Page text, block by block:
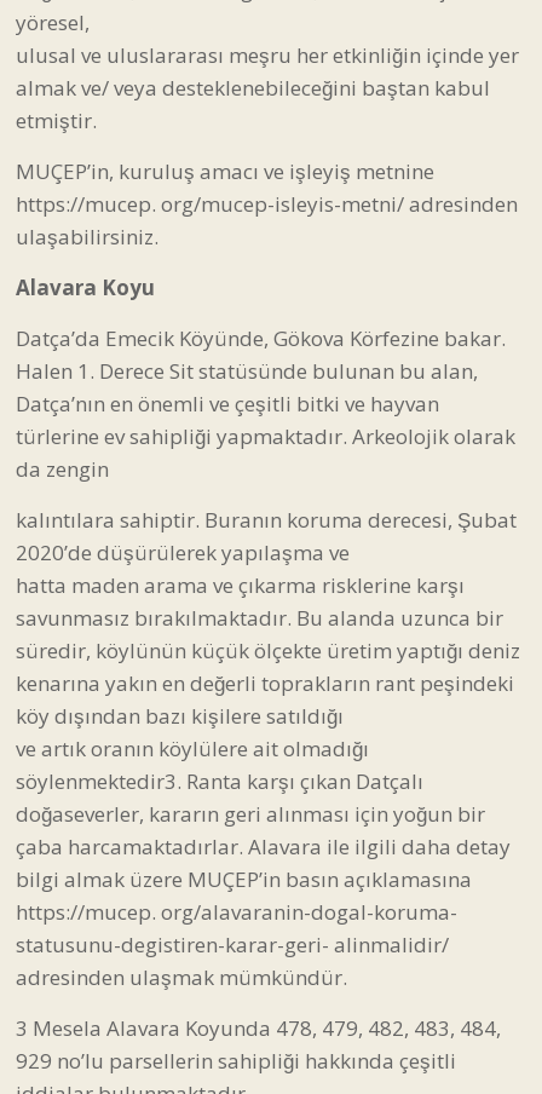
yöresel,
ulusal ve uluslararası meşru her etkinliğin içinde yer
almak ve/ veya desteklenebileceğini baştan kabul
etmiştir.
MUÇEP’in, kuruluş amacı ve işleyiş metnine
https://mucep. org/mucep-isleyis-metni/ adresinden
ulaşabilirsiniz.
Alavara Koyu
Datça’da Emecik Köyünde, Gökova Körfezine bakar.
Halen 1. Derece Sit statüsünde bulunan bu alan,
Datça’nın en önemli ve çeşitli bitki ve hayvan
türlerine ev sahipliği yapmaktadır. Arkeolojik olarak
da zengin
kalıntılara sahiptir. Buranın koruma derecesi, Şubat
2020’de düşürülerek yapılaşma ve
hatta maden arama ve çıkarma risklerine karşı
savunmasız bırakılmaktadır. Bu alanda uzunca bir
süredir, köylünün küçük ölçekte üretim yaptığı deniz
kenarına yakın en değerli toprakların rant peşindeki
köy dışından bazı kişilere satıldığı
ve artık oranın köylülere ait olmadığı
söylenmektedir3. Ranta karşı çıkan Datçalı
doğaseverler, kararın geri alınması için yoğun bir
çaba harcamaktadırlar. Alavara ile ilgili daha detay
bilgi almak üzere MUÇEP’in basın açıklamasına
https://mucep. org/alavaranin-dogal-koruma-
statusunu-degistiren-karar-geri- alinmalidir/
adresinden ulaşmak mümkündür.
3 Mesela Alavara Koyunda 478, 479, 482, 483, 484,
929 no’lu parsellerin sahipliği hakkında çeşitli